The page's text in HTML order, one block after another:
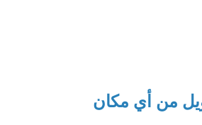
من أي مكان